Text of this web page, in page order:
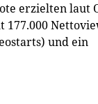
erzielten laut
177.000
und ein